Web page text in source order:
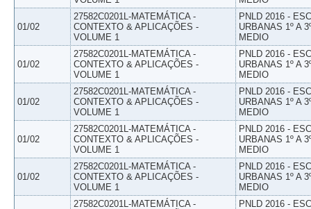
01/02
27582C0201L-MATEMÁTICA -
CONTEXTO & APLICAÇÕES -
VOLUME 1
PNLD 2016 -
URBANAS 1º A
MEDIO
01/02
27582C0201L-MATEMÁTICA -
CONTEXTO & APLICAÇÕES -
VOLUME 1
PNLD 2016 -
URBANAS 1º A
MEDIO
01/02
27582C0201L-MATEMÁTICA -
CONTEXTO & APLICAÇÕES -
VOLUME 1
PNLD 2016 -
URBANAS 1º A
MEDIO
01/02
27582C0201L-MATEMÁTICA -
CONTEXTO & APLICAÇÕES -
VOLUME 1
PNLD 2016 -
URBANAS 1º A
MEDIO
01/02
27582C0201L-MATEMÁTICA -
CONTEXTO & APLICAÇÕES -
VOLUME 1
PNLD 2016 -
URBANAS 1º A
MEDIO
27582C0201L-MATEMÁTICA -
PNLD 2016 -